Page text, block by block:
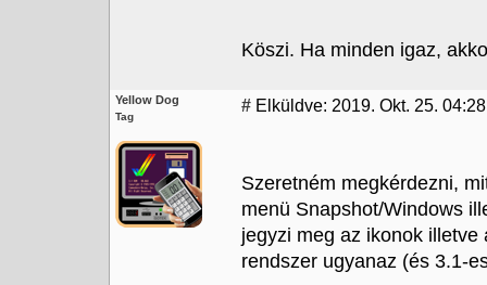
Köszi. Ha minden igaz,
Yellow Dog
Tag
# Elküldve: 2019. Okt. 25. 04:28
Szeretném megkérdezni,
menü Snapshot/Windows
jegyzi meg az ikonok
rendszer ugyanaz (és 3.1-